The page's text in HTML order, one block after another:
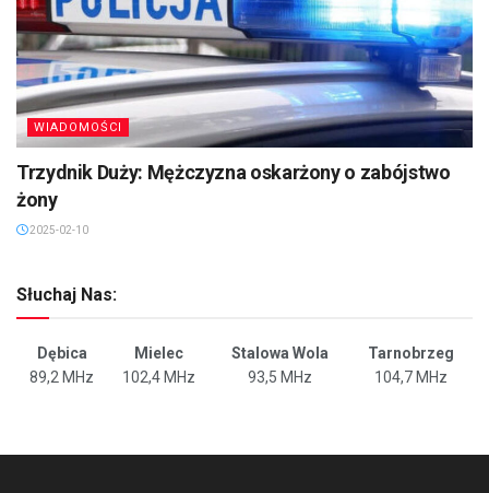
WIADOMOŚCI
Trzydnik Duży: Mężczyzna oskarżony o zabójstwo
żony
2025-02-10
Słuchaj Nas:
Dębica Mielec Stalowa Wola
Tarnobrzeg
89,2 MHz
102,4 MHz 93,5 MHz 104,7 MHz